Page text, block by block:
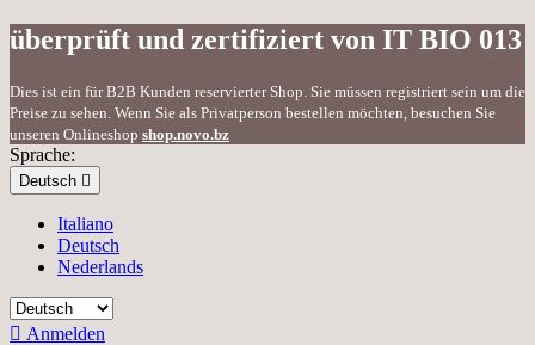
überprüft und zertifiziert von IT BIO 013
Dies ist ein für B2B Kunden reservierter Shop. Sie müssen registriert sein um die
Preise zu sehen. Wenn Sie als Privatperson bestellen möchten, besuchen Sie
unseren Onlineshop shop.novo.bz
Sprache:
Deutsch 
Italiano
Deutsch
Nederlands
 Anmelden